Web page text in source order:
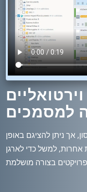
למסמכים
אך ניתן להציגם באופן
אחרות, למשל כדי לארגן